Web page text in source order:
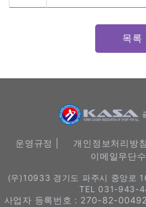
목록
운영규정 | 개인정보처리방침
이메일무단
(우)10933 경기도 파주시 중앙로
TEL 031-943-
사업자 등록번호 : 270-82-